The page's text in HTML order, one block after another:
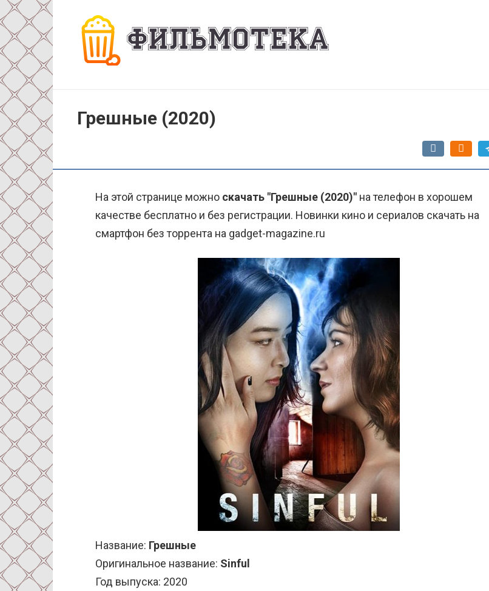
Перейти
к
контенту
Грешные (2020)
На этой странице можно скачать "Грешные (2020)" на телефон в хорошем
качестве бесплатно и без регистрации. Новинки кино и сериалов скачать на
смартфон без торрента на gadget-magazine.ru
Название: Грешные
Оригинальное название: Sinful
Год выпуска: 2020